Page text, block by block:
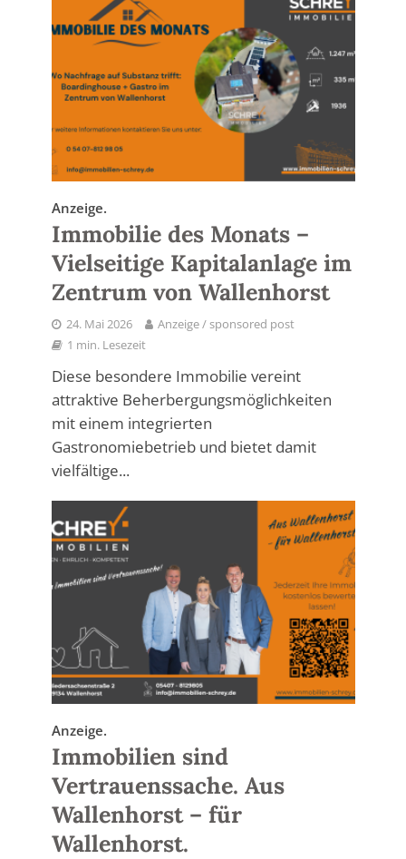
Anzeige.
Immobilie des Monats –
Vielseitige Kapitalanlage im
Zentrum von Wallenhorst
24. Mai 2026
Anzeige / sponsored post
1 min. Lesezeit
Diese besondere Immobilie vereint
attraktive Beherbergungsmöglichkeiten
mit einem integrierten
Gastronomiebetrieb und bietet damit
vielfältige...
Anzeige.
Immobilien sind
Vertrauenssache. Aus
Wallenhorst – für
Wallenhorst.